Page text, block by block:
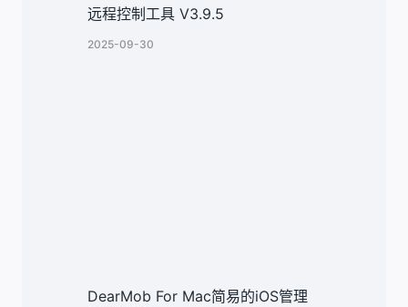
远程控制工具 V3.9.5
2025-09-30
DearMob For Mac简易的iOS管理